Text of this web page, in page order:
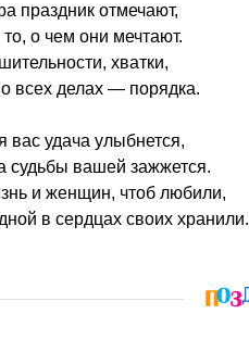
праздник отмечают,
то, о чем они мечтают.
хватки,
всех делах — порядка.
вас удача улыбнется,
судьбы вашей зажжется.
и женщин, чтоб любили,
в сердцах своих хранили.